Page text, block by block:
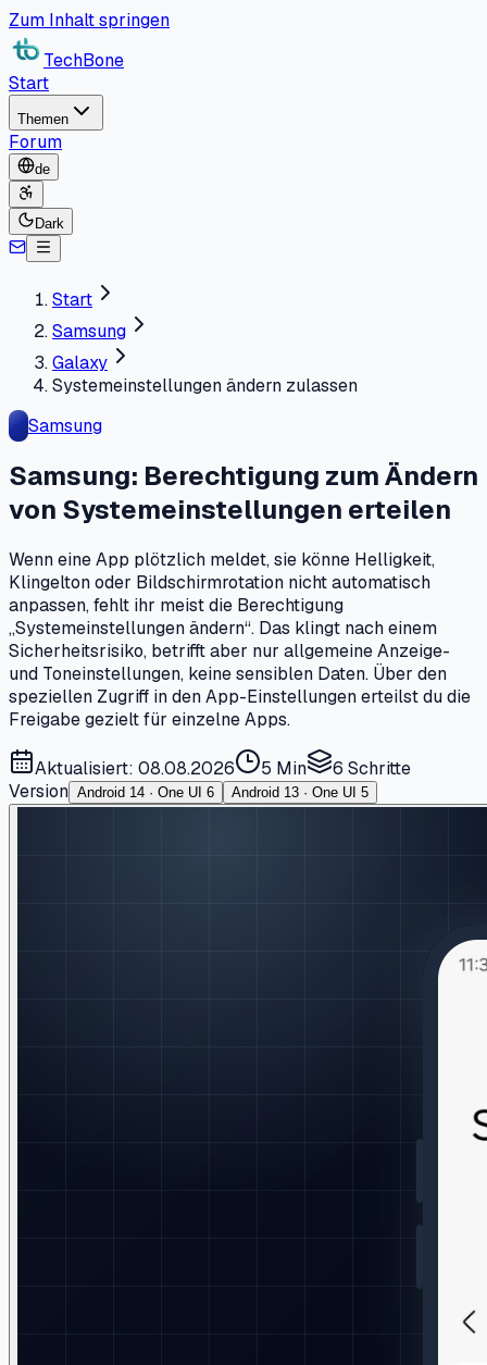
Zum Inhalt springen
TechBone
Start
Themen
Forum
de
Dark
Start
Samsung
Galaxy
Systemeinstellungen ändern zulassen
Samsung
Samsung: Berechtigung zum Ändern
von Systemeinstellungen erteilen
Wenn eine App plötzlich meldet, sie könne Helligkeit,
Klingelton oder Bildschirmrotation nicht automatisch
anpassen, fehlt ihr meist die Berechtigung
„Systemeinstellungen ändern“. Das klingt nach einem
Sicherheitsrisiko, betrifft aber nur allgemeine Anzeige-
und Toneinstellungen, keine sensiblen Daten. Über den
speziellen Zugriff in den App-Einstellungen erteilst du die
Freigabe gezielt für einzelne Apps.
Aktualisiert: 08.08.2026 5 Min 6 Schritte
Version Android 14 · One UI 6 Android 13 · One UI 5